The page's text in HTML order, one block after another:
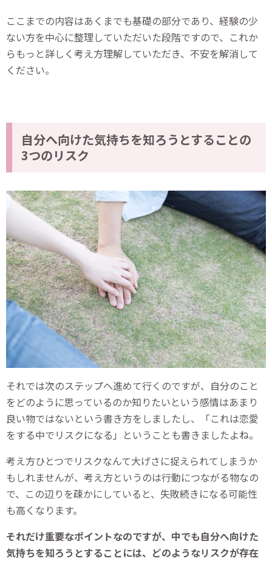
ここまでの内容はあくまでも基礎の部分であり、経験の少
ない方を中心に整理していただいた段階ですので、これか
らもっと詳しく考え方理解していただき、不安を解消して
ください。
自分へ向けた気持ちを知ろうとすることの
3つのリスク
それでは次のステップへ進めて行くのですが、自分のこと
をどのように思っているのか知りたいという感情はあまり
良い物ではないという書き方をしましたし、「これは恋愛
をする中でリスクになる」ということも書きましたよね。
考え方ひとつでリスクなんて大げさに捉えられてしまうか
もしれませんが、考え方というのは行動につながる物なの
で、この辺りを疎かにしていると、失敗続きになる可能性
も高くなります。
それだけ重要なポイントなのですが、中でも自分へ向けた
気持ちを知ろうとすることには、どのようなリスクが存在